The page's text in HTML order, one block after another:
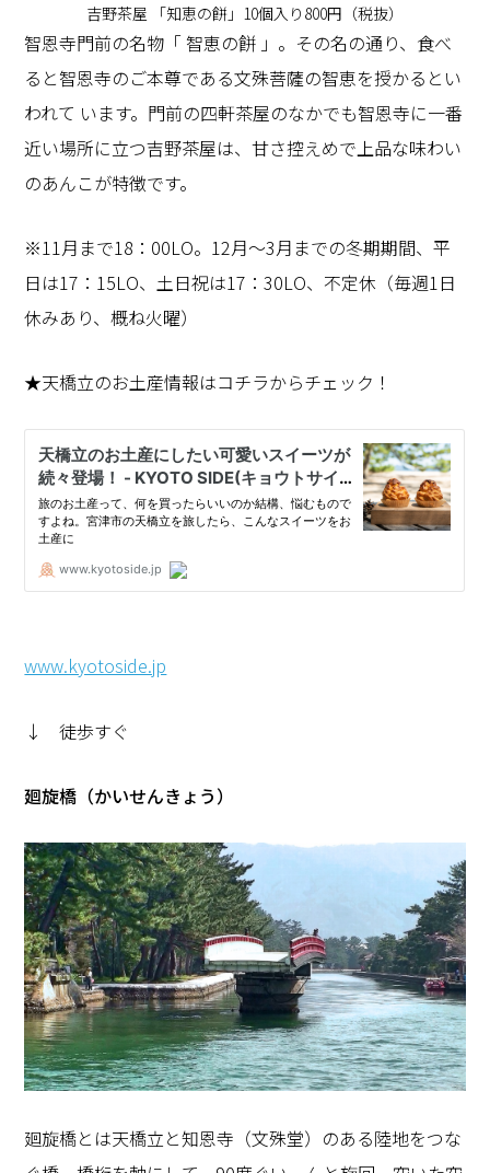
吉野茶屋 「知恵の餅」10個入り800円（税抜）
智恩寺門前の名物「 智恵の餅 」。その名の通り、食べ
ると智恩寺のご本尊である文殊菩薩の智恵を授かるとい
われて います。門前の四軒茶屋のなかでも智恩寺に一番
近い場所に立つ吉野茶屋は、甘さ控えめで上品な味わい
のあんこが特徴です。
※11月まで18：00LO。12月～3月までの冬期期間、平
日は17：15LO、土日祝は17：30LO、不定休（毎週1日
休みあり、概ね火曜）
★天橋立のお土産情報はコチラからチェック！
www.kyotoside.jp
↓ 徒歩すぐ
廻旋橋（かいせんきょう）
廻旋橋とは天橋立と知恩寺（文殊堂）のある陸地をつな